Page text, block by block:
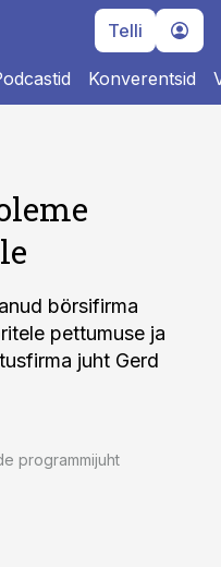
Telli
Konverentsid
börsifirma
pettumuse ja
juht Gerd
programmijuht